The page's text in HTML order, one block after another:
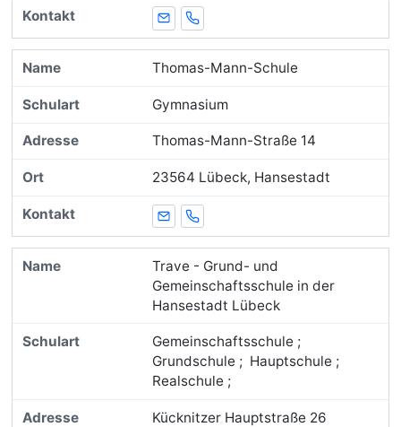
E-MailTelefon
Thomas-Mann-Schule
Gymnasium
Thomas-Mann-Straße 14
23564 Lübeck, Hansestadt
E-MailTelefon
Trave - Grund- und
Gemeinschaftsschule in der
Hansestadt Lübeck
Gemeinschaftsschule ;
Grundschule ; Hauptschule ;
Realschule ;
Kücknitzer Hauptstraße 26